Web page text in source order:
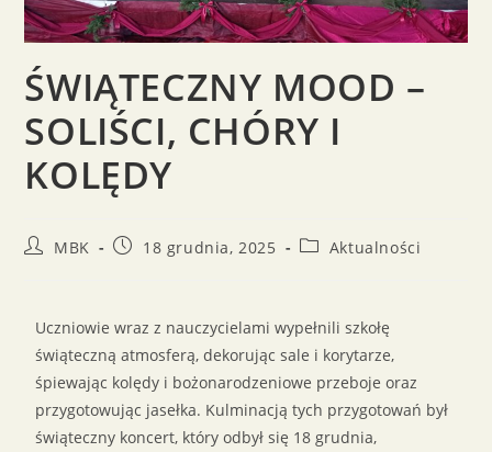
ŚWIĄTECZNY MOOD –
SOLIŚCI, CHÓRY I
KOLĘDY
MBK 18 grudnia, 2025 Aktualności
Uczniowie wraz z nauczycielami wypełnili szkołę
świąteczną atmosferą, dekorując sale i korytarze,
śpiewając kolędy i bożonarodzeniowe przeboje oraz
przygotowując jasełka. Kulminacją tych przygotowań był
świąteczny koncert, który odbył się 18 grudnia,